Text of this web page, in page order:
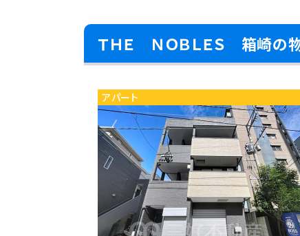
ＴＨＥ ＮＯＢＬＥＳ 箱崎の
アパート